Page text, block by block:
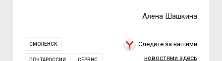
Алена Шашкина
СМОЛЕНСК
ПОЧТАРОССИИ СЕРВИС
Следите за нашими
новостями здесь